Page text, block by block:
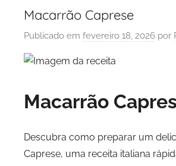
Macarrão Caprese
Publicado em fevereiro 18, 2026 por
Macarrão
Descubra como preparar um
Caprese, uma receita italiana